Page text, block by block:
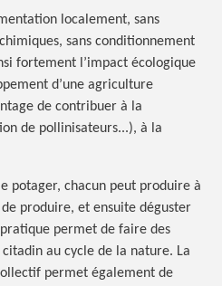
localement, sans
sans conditionnement
fortement l’impact écologique
d’une agriculture
de contribuer à la
de pollinisateurs...), à la
potager, chacun peut produire à
produire, et ensuite déguster
permet de faire des
au cycle de la nature. La
permet également de